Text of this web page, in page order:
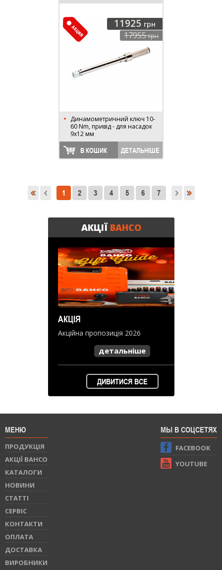
11925 грн
17955грн
Динамометричний ключ 10-
60 Nm, привід - для насадок
9x12 мм
В КОШИК ДЕТАЛЬНІШЕ
1 2 3 4 5 6 7
АКЦІЇBAHCO
АКЦІЯ
Акційна пропозиція 2026
детальніше
ДИВИТИСЯ ВСЕ
МЕНЮ
ПРОДУКЦIЯ
АКЦІЇ BAHCO
КАТАЛОГИ
НОВИНИ
СТАТТI
СЕРВIС
КОНТАКТИ
ОПЛАТА
ДОСТАВКА
ВИРОБНИКИ
МЫ В СОЦСЕТЯХ
FACEBOOK
YOUTUBE